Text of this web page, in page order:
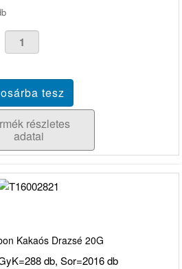
részletes
adatai
Kakaós Drazsé 20G
db, Sor=2016 db